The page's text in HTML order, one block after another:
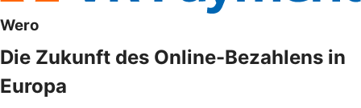
Wero
Die Zukunft des Online-Bezahlens in
Europa